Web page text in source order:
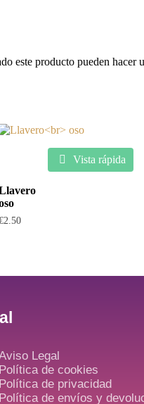
este producto pueden hacer
Vista rápida
2.50
Legal
Política de cookies
Política de privacidad
Política de envíos y